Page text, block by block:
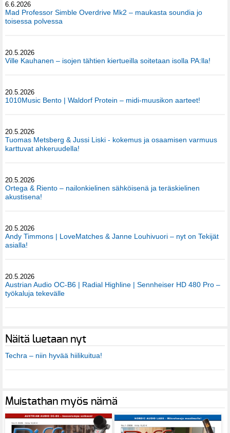
6.6.2026
Mad Professor Simble Overdrive Mk2 – maukasta soundia jo
toisessa polvessa
20.5.2026
Ville Kauhanen – isojen tähtien kiertueilla soitetaan isolla PA:lla!
20.5.2026
1010Music Bento | Waldorf Protein – midi-muusikon aarteet!
20.5.2026
Tuomas Metsberg & Jussi Liski - kokemus ja osaamisen varmuus
karttuvat ahkeruudella!
20.5.2026
Ortega & Riento – nailonkielinen sähköisenä ja teräskielinen
akustisena!
20.5.2026
Andy Timmons | LoveMatches & Janne Louhivuori – nyt on Tekijät
asialla!
20.5.2026
Austrian Audio OC-B6 | Radial Highline | Sennheiser HD 480 Pro –
työkaluja tekevälle
Näitä luetaan nyt
Techra – niin hyvää hiilikuitua!
Muistathan myös nämä